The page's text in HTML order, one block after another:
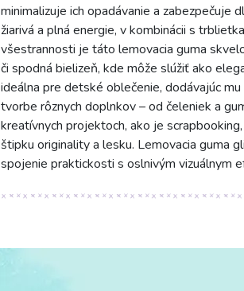
minimalizuje ich opadávanie a zabezpečuje
žiarivá a plná energie, v kombinácii s
všestrannosti je táto lemovacia guma
či spodná bielizeň, kde môže slúžiť ako
ideálna pre detské oblečenie, dodávajúc
tvorbe rôznych doplnkov – od čeleniek a
kreatívnych projektoch, ako je
štipku originality a lesku. Lemovacia guma
spojenie praktickosti s oslnivým vizuálnym